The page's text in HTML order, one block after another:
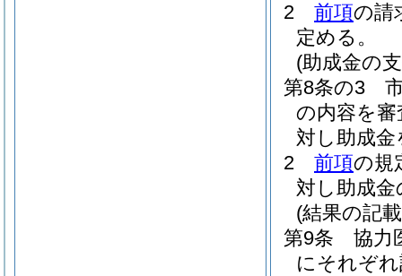
2
前項の請
定める。
(助成金の
第8条の3
の内容を
対し助成
2
前項の規
対し助成
(結果の記
第9条
協力
にそれぞ